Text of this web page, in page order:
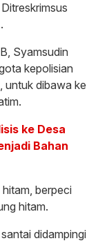
Syamsudin
kepolisian
untuk dibawa ke
ke Desa
Bahan
berpeci
hitam.
didampingi